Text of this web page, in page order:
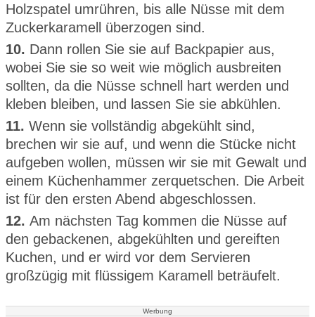
Holzspatel umrühren, bis alle Nüsse mit dem
Zuckerkaramell überzogen sind.
10. Dann rollen Sie sie auf Backpapier aus,
wobei Sie sie so weit wie möglich ausbreiten
sollten, da die Nüsse schnell hart werden und
kleben bleiben, und lassen Sie sie abkühlen.
11. Wenn sie vollständig abgekühlt sind,
brechen wir sie auf, und wenn die Stücke nicht
aufgeben wollen, müssen wir sie mit Gewalt und
einem Küchenhammer zerquetschen. Die Arbeit
ist für den ersten Abend abgeschlossen.
12. Am nächsten Tag kommen die Nüsse auf
den gebackenen, abgekühlten und gereiften
Kuchen, und er wird vor dem Servieren
großzügig mit flüssigem Karamell beträufelt.
Werbung